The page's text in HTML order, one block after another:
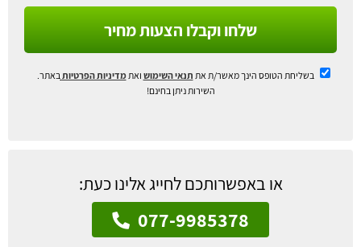
שלחו וקבלו הצעות מחיר
בשליחת הטופס הינך מאשר/ת את תנאי השימוש ואתמדיניות הפרטיותבאתר.
השירות ניתן בחינם!
או באפשרותכם לחייג אלינו כעת:
077-9985378